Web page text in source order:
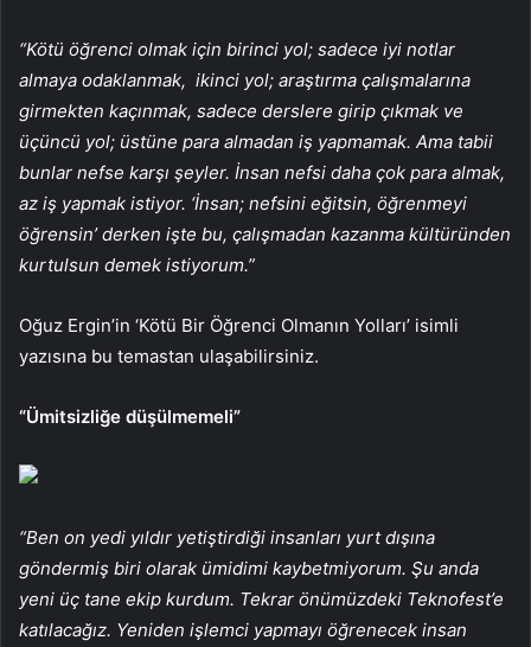
“Kötü öğrenci olmak için birinci yol; sadece iyi notlar
almaya odaklanmak, ikinci yol; araştırma çalışmalarına
girmekten kaçınmak, sadece derslere girip çıkmak ve
üçüncü yol; üstüne para almadan iş yapmamak. Ama tabii
bunlar nefse karşı şeyler. İnsan nefsi daha çok para almak,
az iş yapmak istiyor. ‘İnsan; nefsini eğitsin, öğrenmeyi
öğrensin’ derken işte bu, çalışmadan kazanma kültüründen
kurtulsun demek istiyorum.”
Oğuz Ergin’in ‘Kötü Bir Öğrenci Olmanın Yolları’ isimli
yazısına bu temastan ulaşabilirsiniz.
“Ümitsizliğe düşülmemeli”
“Ben on yedi yıldır yetiştirdiği insanları yurt dışına
göndermiş biri olarak ümidimi kaybetmiyorum. Şu anda
yeni üç tane ekip kurdum. Tekrar önümüzdeki Teknofest’e
katılacağız. Yeniden işlemci yapmayı öğrenecek insan